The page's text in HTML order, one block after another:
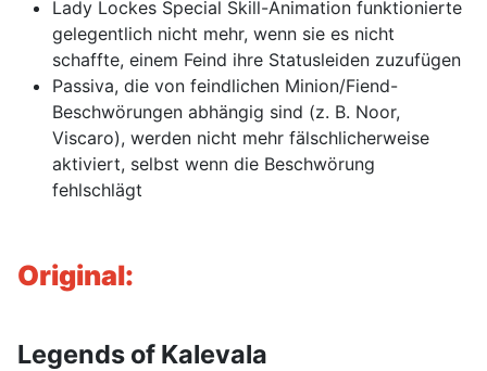
Lady Lockes Special Skill-Animation funktionierte
gelegentlich nicht mehr, wenn sie es nicht
schaffte, einem Feind ihre Statusleiden zuzufügen
Passiva, die von feindlichen Minion/Fiend-
Beschwörungen abhängig sind (z. B. Noor,
Viscaro), werden nicht mehr fälschlicherweise
aktiviert, selbst wenn die Beschwörung
fehlschlägt
Original:
Legends of Kalevala